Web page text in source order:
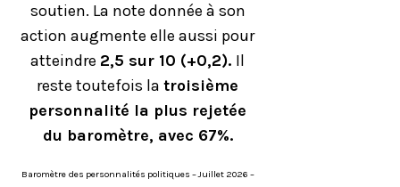
soutien. La note donnée à son
action augmente elle aussi pour
atteindre 2,5 sur 10 (+0,2). Il
reste toutefois latroisième
personnalité la plus rejetée
du baromètre, avec 67%.
Baromètre des personnalités politiques – Juillet 2026 –